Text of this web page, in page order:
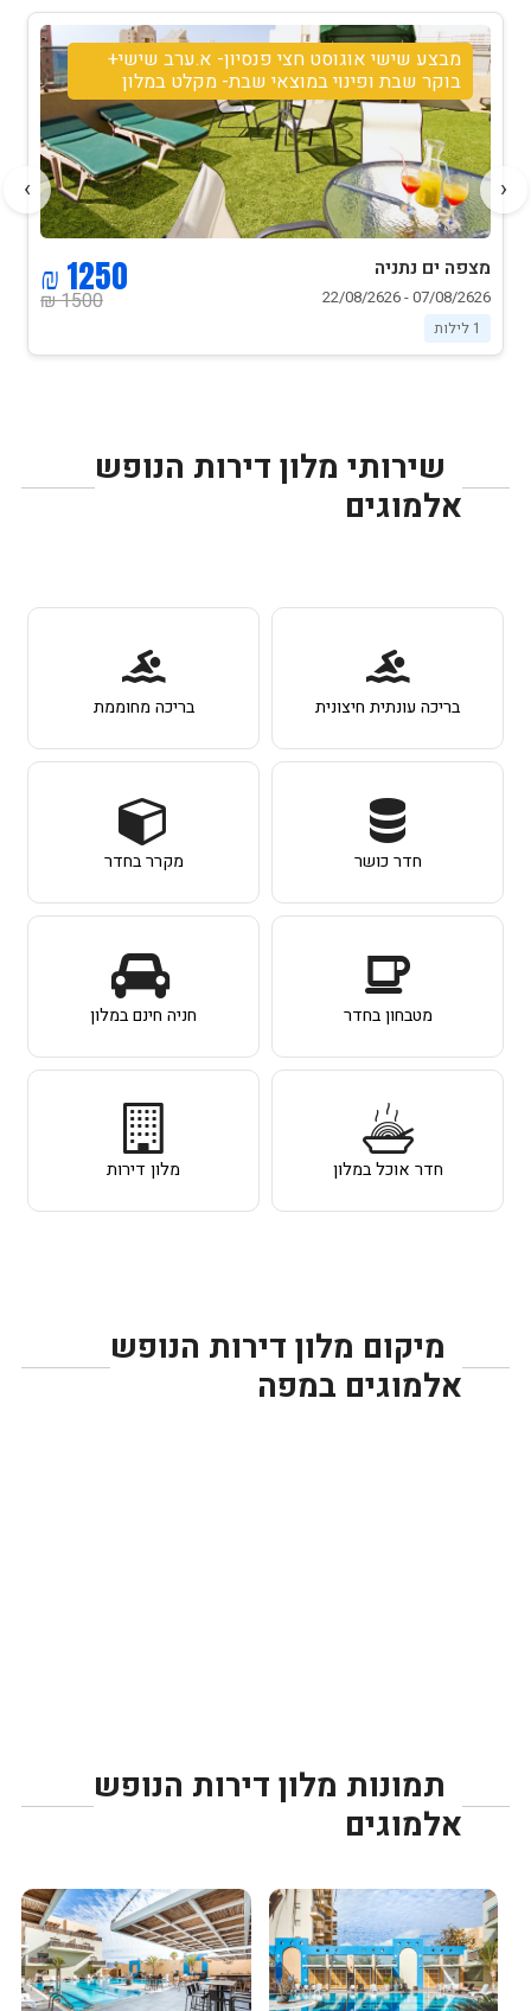
מבצע שישי אוגוסט חצי פנסיון- א.ערב שישי+
בוקר שבת ופינוי במוצאי שבת- מקלט במלון
מצפה ים נתניה
07/08/2626 - 22/08/2626
1 לילות
1500 ₪
1250 ₪
‹
›
שירותי מלון דירות הנופש
אלמוגים
בריכה עונתית חיצונית בריכה מחוממת
חדר כושר מקרר בחדר
מטבחון בחדר חניה חינם במלון
חדר אוכל במלון מלון דירות
מיקום מלון דירות הנופש
אלמוגים במפה
תמונות מלון דירות הנופש
אלמוגים